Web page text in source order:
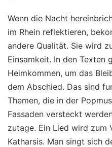
Wenn die Nacht
im Rhein reflektieren,
andere Qualität. Sie wird
Einsamkeit. In den Texten
Heimkommen, um das
dem Abschied. Das sind
Themen, die in der
Fassaden versteckt
zutage. Ein Lied wird zum
Katharsis. Man singt sich